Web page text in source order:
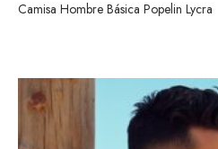
Camisa Hombre Básica Popelin Lycra